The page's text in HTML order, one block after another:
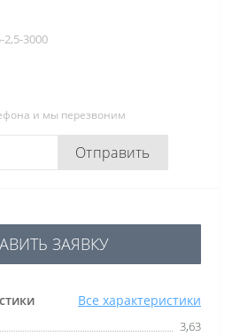
2,5-3000
и мы перезвоним
Отправить
Все характеристики
3,63
ЗАЯВКУ